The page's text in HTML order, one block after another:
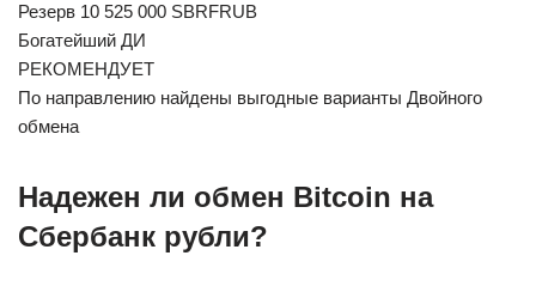
Резерв 10 525 000 SBRFRUB
Богатейший ДИ
РЕКОМЕНДУЕТ
По направлению найдены выгодные варианты Двойного
обмена
Надежен ли обмен Bitcoin на
Сбербанк рубли?